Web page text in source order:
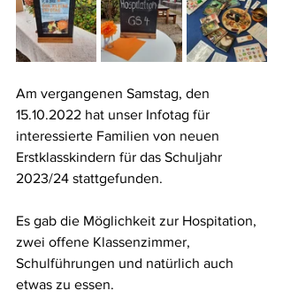
Am vergangenen Samstag, den
15.10.2022 hat unser Infotag für
interessierte Familien von neuen
Erstklasskindern für das Schuljahr
2023/24 stattgefunden.
Es gab die Möglichkeit zur Hospitation,
zwei offene Klassenzimmer,
Schulführungen und natürlich auch
etwas zu essen.